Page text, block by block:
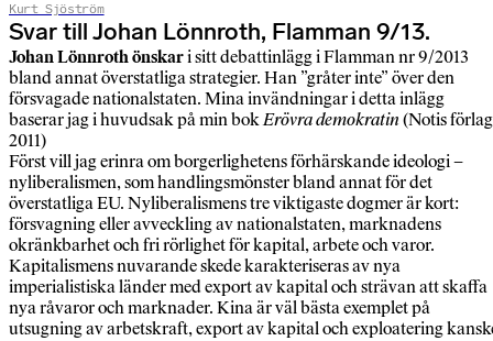
Kurt Sjöström
Svar till Johan Lönnroth, Flamman 9/13.
Johan Lönnroth önskari sitt debattinlägg i Flamman nr 9/2013
bland annat överstatliga strategier. Han ”gråter inte” över den
försvagade nationalstaten. Mina invändningar i detta inlägg
baserar jag i huvudsak på min bokErövra demokratin (Notis
2011)
Först vill jag erinra om borgerlighetens förhärskande ideologi –
nyliberalismen, som handlingsmönster bland annat för det
överstatliga EU. Nyliberalismens tre viktigaste dogmer är kort:
försvagning eller avveckling av nationalstaten, marknadens
okränkbarhet och fri rörlighet för kapital, arbete och varor.
Kapitalismens nuvarande skede karakteriseras av nya
imperialistiska länder med export av kapital och strävan att skaffa
nya råvaror och marknader. Kina är väl bästa exemplet på
utsugning av arbetskraft, export av kapital och exploatering